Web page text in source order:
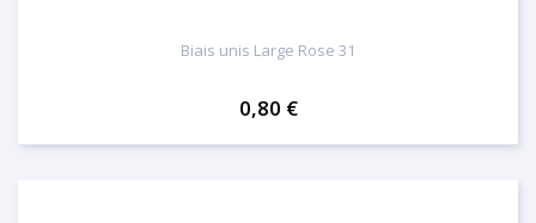
Biais unis Large Rose 31
0,80 €